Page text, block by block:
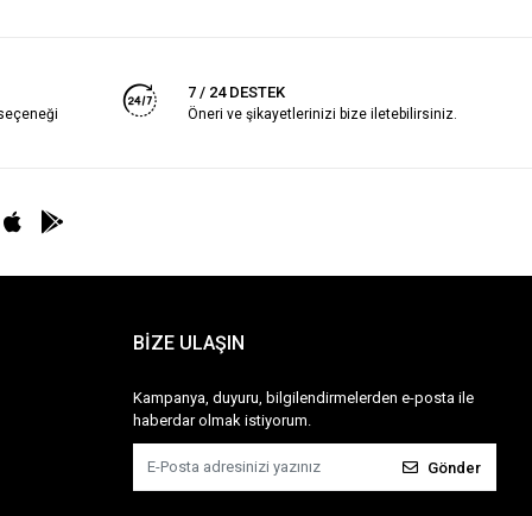
7 / 24 DESTEK
Öneri ve şikayetlerinizi bize iletebilirsiniz.
BİZE ULAŞIN
Kampanya, duyuru, bilgilendirmelerden e-posta ile
haberdar olmak istiyorum.
Gönder